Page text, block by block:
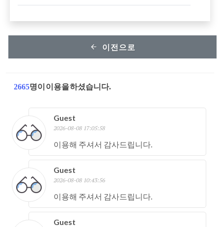
이전으로
2665명이 이용을 하셨습니다.
Guest
2026-08-08 17:05:58
이용해 주셔서 감사드립니다.
Guest
2026-08-08 10:43:56
이용해 주셔서 감사드립니다.
Guest